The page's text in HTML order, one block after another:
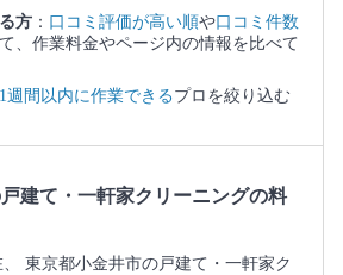
方 ： 口コミ評価が高い順や口コミ件数
、作業料金やページ内の情報を比べて
1週間以内に作業できるプロを絞り込む
建て・一軒家クリーニングの料
、 東京都小金井市の戸建て・一軒家ク